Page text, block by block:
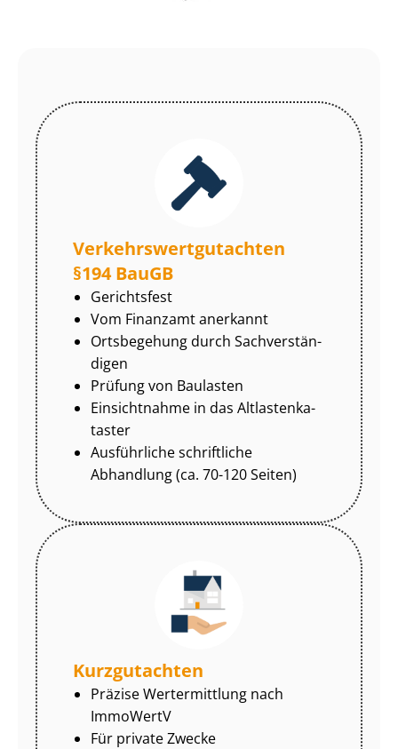
Ver­kehrs­wert­gut­ach­ten
§194 BauGB
Gerichtsfest
Vom Finanzamt anerkannt
Ortsbegehung durch Sach­ver­stän­
di­gen
Prüfung von Baulasten
Einsichtnahme in das Alt­las­ten­ka­
tas­ter
Ausführliche schriftliche
Abhandlung (ca. 70-120 Seiten)
Kurzgutachten
Präzise Wertermittlung nach
ImmoWertV
Für private Zwecke